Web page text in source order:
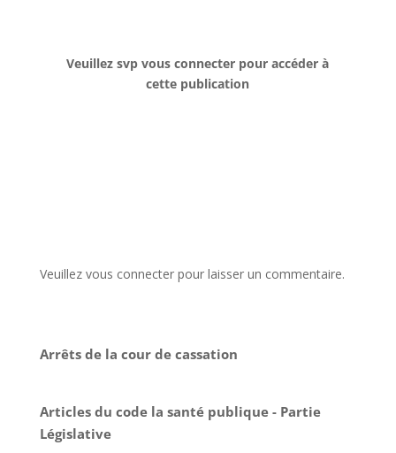
Veuillez svp vous connecter pour accéder à
cette publication
Veuillez vous connecter pour laisser un commentaire.
Arrêts de la cour de cassation
Articles du code la santé publique - Partie
Législative